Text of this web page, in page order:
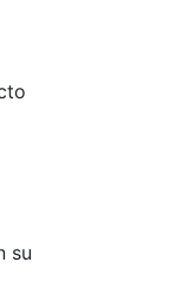
su